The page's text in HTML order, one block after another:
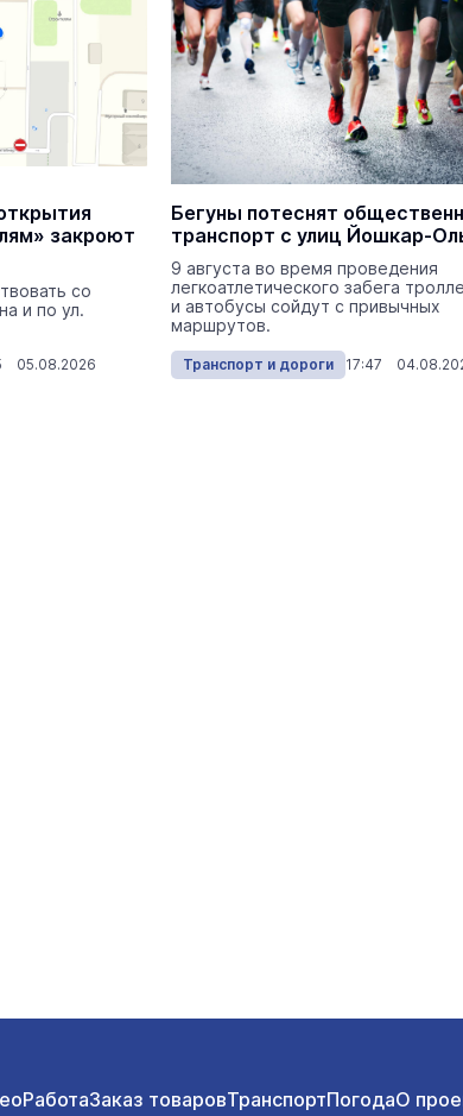
На ощупь.
лабиринту
Город
закроют
со
и по ул.
05.08.2026
Бегуны потеснят
транспорт с улиц Йошкар-
9 августа во время проведения
легкоатлетического забега
и автобусы сойдут с привычных
маршрутов.
Транспорт и дороги 17:47
В марийском лесу засекли
бесшумную хищницу
Экология Сегодня
РаботаЗаказ товаровТранспортПогодаО